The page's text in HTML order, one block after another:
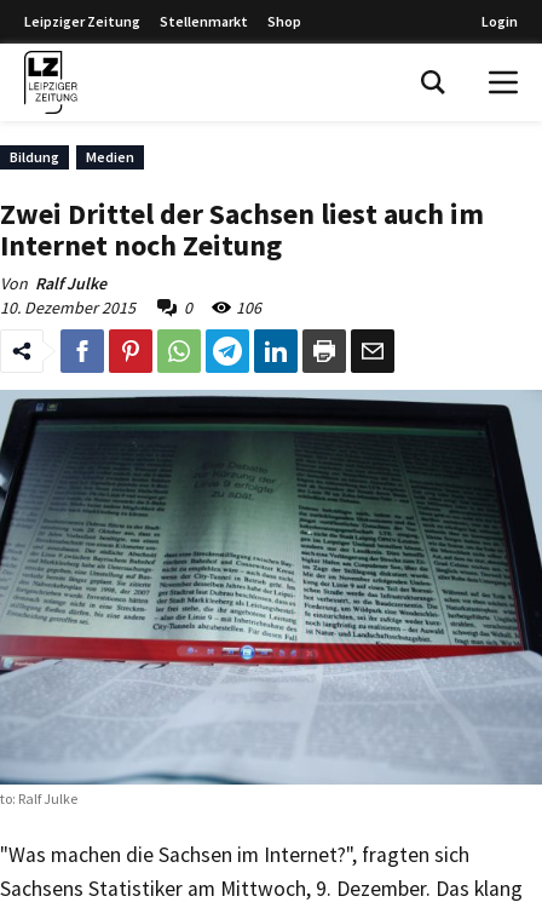
Leipziger Zeitung Stellenmarkt Shop Login
Bildung Medien
Zwei Drittel der Sachsen liest auch im
Internet noch Zeitung
Von Ralf Julke
10. Dezember 2015
0 106
Ralf Julke
"Was machen die Sachsen im Internet?", fragten sich
Sachsens Statistiker am Mittwoch, 9. Dezember. Das klang